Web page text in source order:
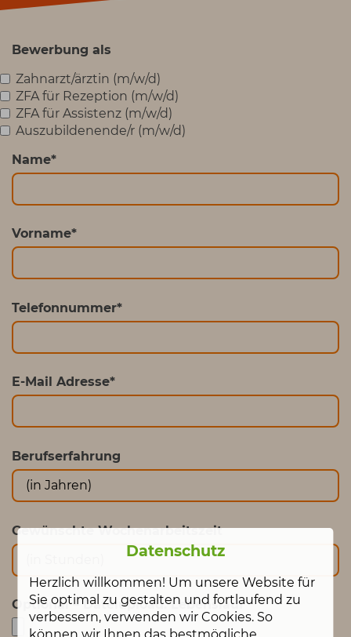
Bewerbung als
Zahnarzt/ärztin (m/w/d)
ZFA für Rezeption (m/w/d)
ZFA für Assistenz (m/w/d)
Auszubildenende/r (m/w/d)
Name*
Vorname*
Telefonnummer*
E-Mail Adresse*
Berufserfahrung
Gewünschte Wochenarbeitszeit
Optional – Dateiupload: Lebenslauf
Datenschutz
Herzlich willkommen! Um unsere Website für
Sie optimal zu gestalten und fortlaufend zu
verbessern, verwenden wir Cookies. So